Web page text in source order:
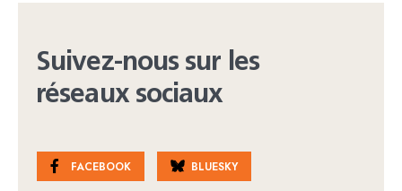
Suivez-nous sur les
réseaux sociaux
FACEBOOK BLUESKY